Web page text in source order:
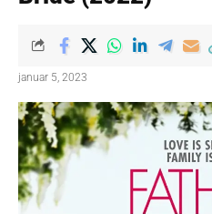
januar 5, 2023